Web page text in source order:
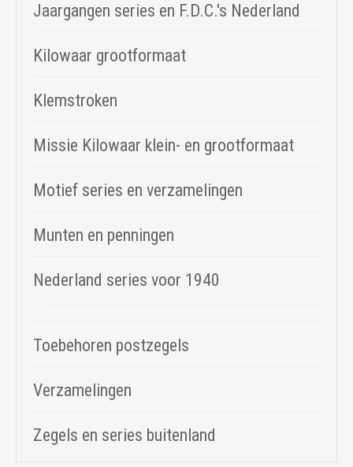
Jaargangen series en F.D.C.'s Nederland
Kilowaar grootformaat
Klemstroken
Missie Kilowaar klein- en grootformaat
Motief series en verzamelingen
Munten en penningen
Nederland series voor 1940
Toebehoren postzegels
Verzamelingen
Zegels en series buitenland